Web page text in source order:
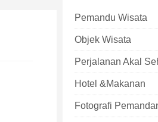
Pemandu Wisata
Objek Wisata
Perjalanan Akal
Hotel &Makanan
Fotografi